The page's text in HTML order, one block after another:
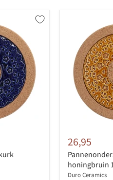
26,95
honingbruin
Duro Ceramics